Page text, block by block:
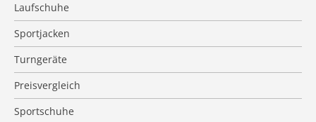
Laufschuhe
Sportjacken
Turngeräte
Preisvergleich
Sportschuhe